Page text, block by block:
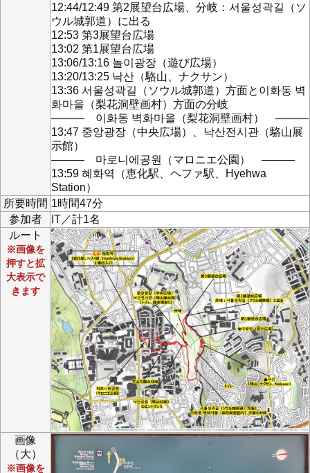
12:44/12:49 第2展望台広場、分岐：서울성곽길（ソ
ウル城郭道）に出る
12:53 第3展望台広場
13:02 第1展望台広場
13:06/13:16 놀이광장（遊び広場）
13:20/13:25 낙산（駱山、ナクサン）
13:36 서울성곽길（ソウル城郭道）方面と이화동 벽
화마을（梨花洞壁画村）方面の分岐
――― 이화동 벽화마을（梨花洞壁画村） ―――
13:47 중앙광장（中央広場）、낙산전시관（駱山展
示館）
――― 마로니에공원（マロニエ公園） ―――
13:59 혜화역（恵化駅、ヘファ駅、Hyehwa
Station）
所要時間 1時間47分
参加者
IT／計1名
ルート
※画像を
押すと拡
大表示で
きます
画像
（大）
※画像を